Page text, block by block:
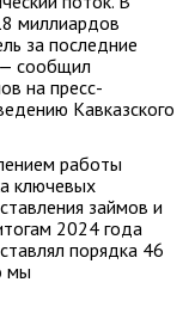
миллиардов
за последние
сообщил
на пресс-
Кавказского
работы
ключевых
займов и
2024 года
порядка 46
мы